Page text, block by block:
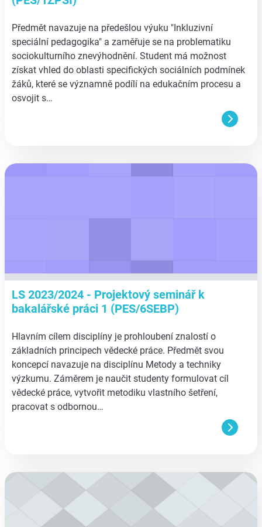
Předmět navazuje na předešlou výuku "Inkluzivní
speciální pedagogika" a zaměřuje se na problematiku
sociokulturního znevýhodnění. Student má možnost
získat vhled do oblasti specifických sociálních podmínek
žáků, které se významně podílí na edukačním procesu a
osvojit s…
aa
LS 2023/2024 - Projektový seminář k
bakalářské práci 1 (PES/6SEBP)
Hlavním cílem disciplíny je prohloubení znalostí o
základních principech vědecké práce. Předmět svou
koncepcí navazuje na disciplínu Metody a techniky
výzkumu. Záměrem je naučit studenty formulovat cíl
vědecké práce, vytvořit metodiku vlastního šetření,
pracovat s odbornou…
aa